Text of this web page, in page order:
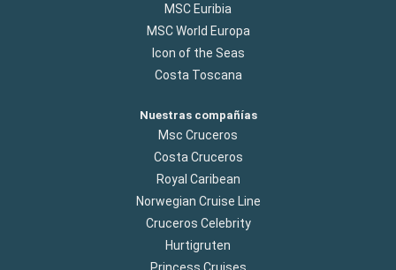
MSC Euribia
MSC World Europa
Icon of the Seas
Costa Toscana
Nuestras compañías
Msc Cruceros
Costa Cruceros
Royal Caribean
Norwegian Cruise Line
Cruceros Celebrity
Hurtigruten
Princess Cruises